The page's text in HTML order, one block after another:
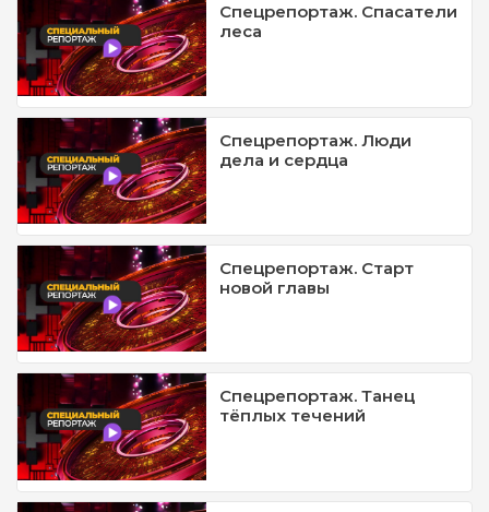
Спецрепортаж. Спасатели
леса
Спецрепортаж. Люди
дела и сердца
Спецрепортаж. Старт
новой главы
Спецрепортаж. Танец
тёплых течений